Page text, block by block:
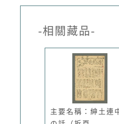
-相關藏品-
主要名稱：紳土連